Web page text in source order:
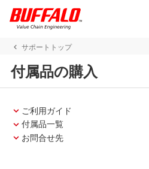
サポートトップ
付属品の購入
ご利用ガイド
付属品一覧
お問合せ先